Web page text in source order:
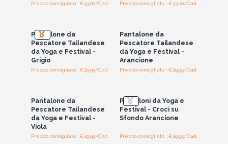
Prezzo consigliato : €33.00/Cad. Prezzo consigliato : €33.00/Cad.
Pantalone da
Pescatore Tailandese
da Yoga e Festival -
Grigio
Prezzo consigliato : €29.95/Cad.
Pantalone da
Pescatore Tailandese
da Yoga e Festival -
Arancione
Prezzo consigliato : €29.95/Cad.
Pantalone da
Pescatore Tailandese
da Yoga e Festival -
Viola
Prezzo consigliato : €29.95/Cad.
Pantaloni da Yoga e
Festival - Croci su
Sfondo Arancione
Prezzo consigliato : €29.95/Cad.